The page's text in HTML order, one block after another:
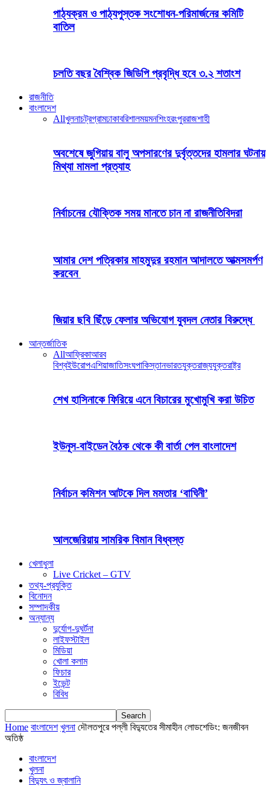
পাঠ্যক্রম ও পাঠ্যপুস্তক সংশোধন-পরিমার্জনের কমিটি
বাতিল
চলতি বছর বৈশ্বিক জিডিপি প্রবৃদ্ধি হবে ৩.২ শতাংশ
রাজনীতি
বাংলাদেশ
Allখুলনাচট্রগ্রামঢাকাবরিশালময়মনশিংহরংপুররাজশাহী
অবশেষে জুগিয়ায় বালু অপসারণের দুর্বৃত্তদের হামলার ঘটনায়
মিথ্যা মামলা প্রত্যাহ
নির্বাচনের যৌক্তিক সময় মানতে চান না রাজনীতিবিদরা
আমার দেশ পত্রিকার মাহমুদুর রহমান আদালতে আত্মসমর্পণ
করবেন
জিয়ার ছবি ছিঁড়ে ফেলার অভিযোগ যুবদল নেতার বিরুদ্ধে
আন্তর্জাতিক
Allআফ্রিকাআরব
বিশ্বইউরোপএশিয়াজাতিসংঘপাকিস্তানভারতযুক্তরাজ্যযুক্তরাষ্ট্র
শেখ হাসিনাকে ফিরিয়ে এনে বিচারের মুখোমুখি করা উচিত
ইউনূস-বাইডেন বৈঠক থেকে কী বার্তা পেল বাংলাদেশ
নির্বাচন কমিশন আটকে দিল মমতার ‘বাঘিনী’
আলজেরিয়ায় সামরিক বিমান বিধ্বস্ত
খেলাধুলা
Live Cricket – GTV
তথ্য-প্রযুক্তি
বিনোদন
সম্পাদকীয়
অন্যান্য
দুর্যোগ-দুঘর্টনা
লাইফস্টাইল
মিডিয়া
খোলা কলাম
ফিচার
ইভেন্ট
বিবিধ
Home বাংলাদেশ খুলনা দৌলতপুরে পল্লী বিদ্যুতের সীমাহীন লোডশেডিং: জনজীবন
অতিষ্ঠ
বাংলাদেশ
খুলনা
বিদ্যুৎ ও জ্বালানি